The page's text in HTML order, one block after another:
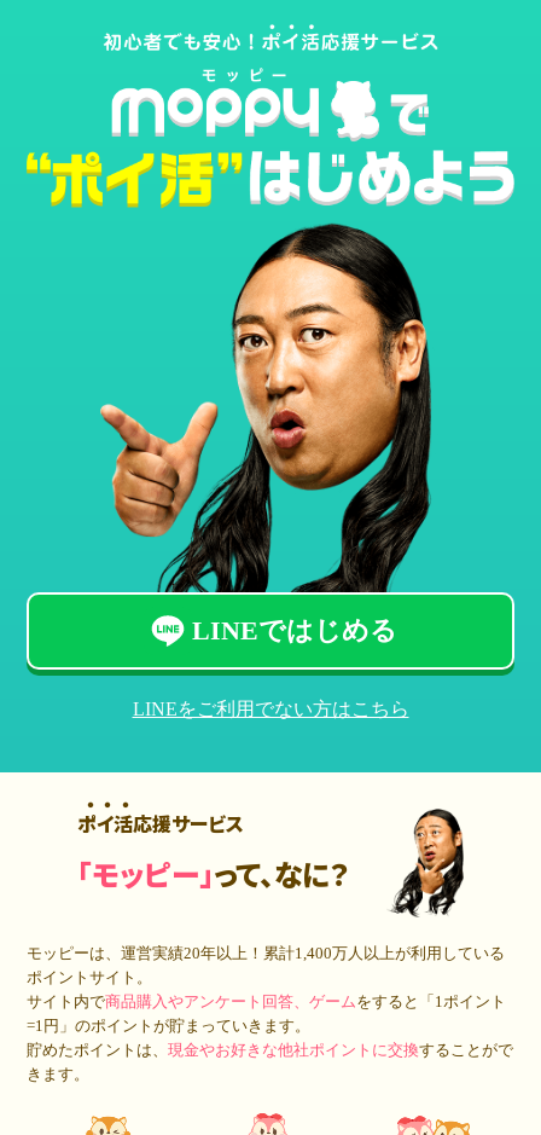
LINEではじめる
LINEをご利用でない方はこちら
ポイ活応援サービス
「モッピー」って、なに？
モッピーは、運営実績20年以上！累計1,400万人 以上が利用している
ポイントサイト。
サイト内で商品購入やアンケート回答、ゲームをすると「1ポイント
=1円」のポイントが貯まっていきます。
貯めたポイントは、現金やお好きな他社ポイントに交換することがで
きます。